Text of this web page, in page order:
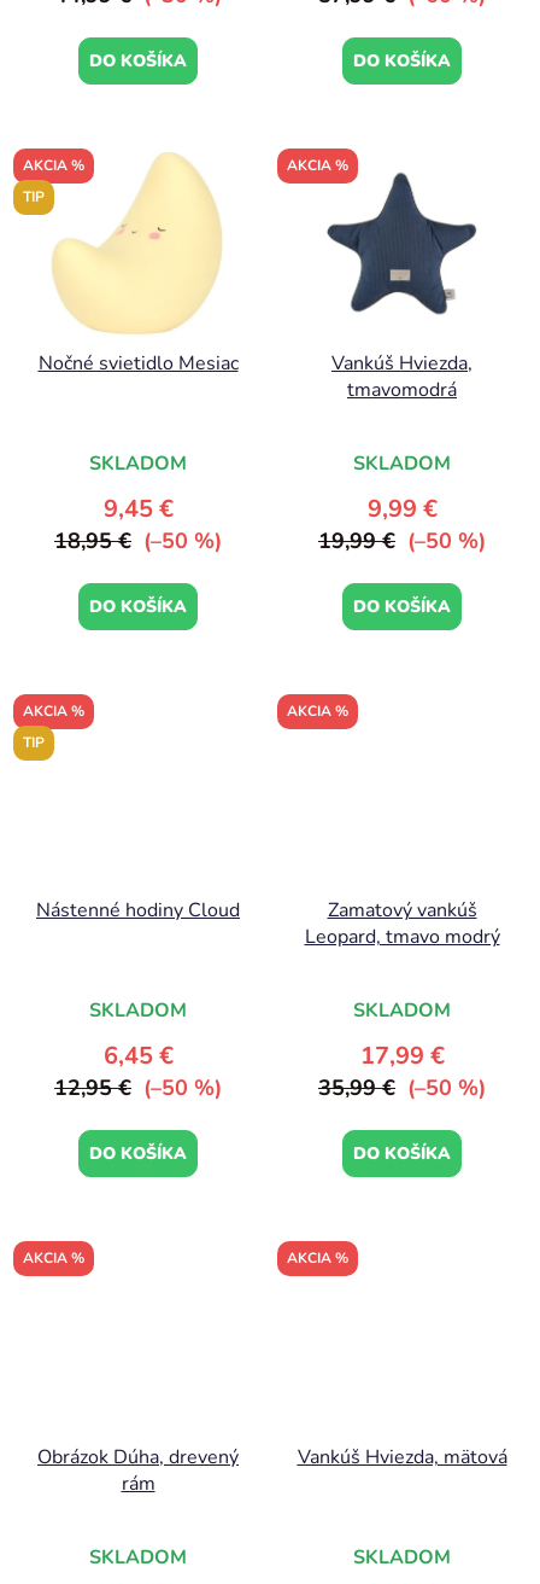
DO KOŠÍKA DO KOŠÍKA
AKCIA %
TIP
Nočné svietidlo Mesiac
SKLADOM
9,45 €
18,95 € (–50 %)
DO KOŠÍKA
AKCIA %
Vankúš Hviezda,
tmavomodrá
SKLADOM
9,99 €
19,99 € (–50 %)
DO KOŠÍKA
AKCIA %
TIP
Nástenné hodiny Cloud
SKLADOM
6,45 €
12,95 € (–50 %)
DO KOŠÍKA
AKCIA %
Zamatový vankúš
Leopard, tmavo modrý
SKLADOM
17,99 €
35,99 € (–50 %)
DO KOŠÍKA
AKCIA %
Obrázok Dúha, drevený
rám
SKLADOM
AKCIA %
Vankúš Hviezda, mätová
SKLADOM